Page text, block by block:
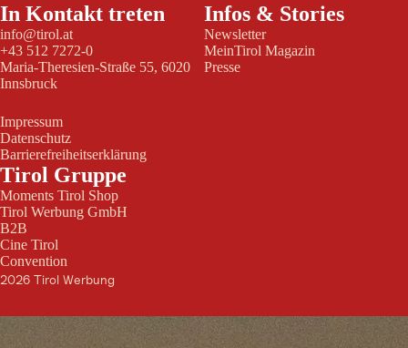
In Kontakt treten
info@tirol.at
+43 512 7272-0
Maria-Theresien-Straße 55, 6020
Innsbruck
Impressum
Datenschutz
Barrierefreiheitserklärung
Infos & Stories
Newsletter
MeinTirol Magazin
Presse
Tirol Gruppe
Moments Tirol Shop
Tirol Werbung GmbH
B2B
Cine Tirol
Convention
2026 Tirol Werbung